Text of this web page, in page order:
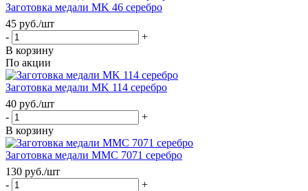
Заготовка медали MK 46 серебро
45 руб./шт
-
+
В корзину
По акции
Заготовка медали MK 114 серебро
40 руб./шт
-
+
В корзину
Заготовка медали MMC 7071 серебро
130 руб./шт
-
+